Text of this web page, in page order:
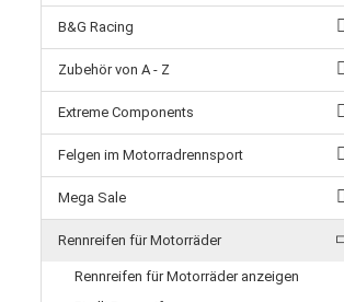
B&G Racing
Zubehör von A - Z
Extreme Components
Felgen im Motorradrennsport
Mega Sale
Rennreifen für Motorräder
Rennreifen für Motorräder anzeigen